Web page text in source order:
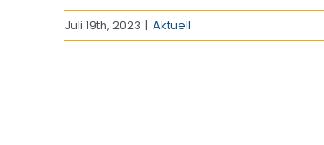
Juli 19th, 2023 | Aktuell